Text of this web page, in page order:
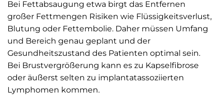
Bei Fettabsaugung etwa birgt das Entfernen
großer Fettmengen Risiken wie Flüssigkeitsverlust,
Blutung oder Fettembolie. Daher müssen Umfang
und Bereich genau geplant und der
Gesundheitszustand des Patienten optimal sein.
Bei Brustvergrößerung kann es zu Kapselfibrose
oder äußerst selten zu implantatassoziierten
Lymphomen kommen.